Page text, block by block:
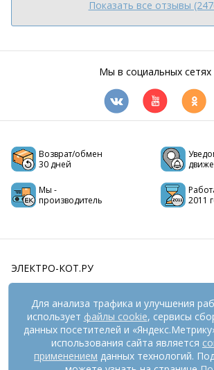
Показать все отзывы
Мы в социальных сетях
Возврат/обмен
30 дней
Мы -
производитель
2011
ЭЛЕКТРО-КОТ.РУ
ИНФОРМАЦИЯ
РЕКВИЗИТЫ
Для анализа трафика и улучшения
использует файлы cookie, сервисы
данных посетителей и
использования сайта является
применением данных технологий.